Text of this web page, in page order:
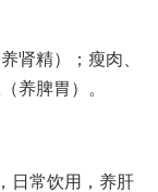
肾精）；瘦肉、
养脾胃）。
日常饮用，养肝